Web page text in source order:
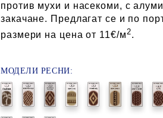
против мухи и насекоми, с
закачане. Предлагат се и по
размери на цена от 11€/м 2.
МОДЕЛИ РЕСНИ: